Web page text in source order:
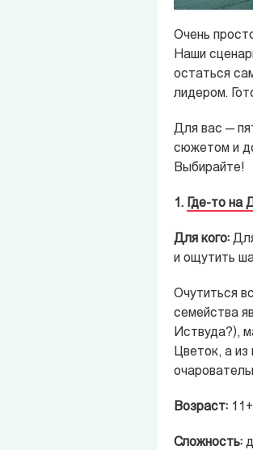
Очень
Наши
остаться
лидером.
Для вас —
сюжетом и
Выбирайте!
1. Где-то на
Для кого:Для
и ощутить
Очутиться
семейства
Иствуда?),
Цветок, а
Возраст:11+
Сложность: